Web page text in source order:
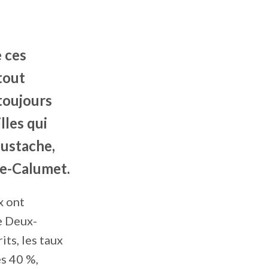
ces
qui
Calumet.
ont
Deux-
les taux
40 %,